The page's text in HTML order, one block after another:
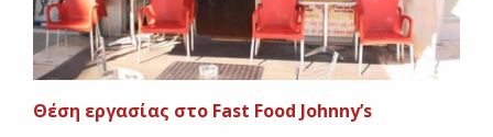
Θέση εργασίας στο Fast Food Johnny’s